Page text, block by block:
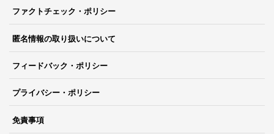
ファクトチェック・ポリシー
匿名情報の取り扱いについて
フィードバック・ポリシー
プライバシー・ポリシー
免責事項